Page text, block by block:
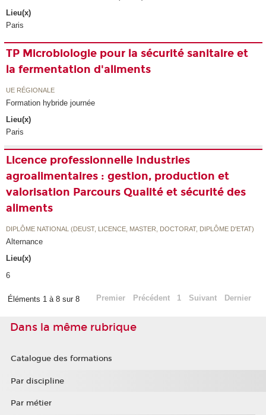
Lieu(x)
Paris
TP Microbiologie pour la sécurité sanitaire et
la fermentation d'aliments
UE RÉGIONALE
Formation hybride journée
Lieu(x)
Paris
Licence professionnelle Industries
agroalimentaires : gestion, production et
valorisation Parcours Qualité et sécurité des
aliments
DIPLÔME NATIONAL (DEUST, LICENCE, MASTER, DOCTORAT, DIPLÔME D'ETAT)
Alternance
Lieu(x)
6
Éléments 1 à 8 sur 8 Premier Précédent 1 Suivant Dernier
Dans la même rubrique
Catalogue des formations
Par discipline
Par métier